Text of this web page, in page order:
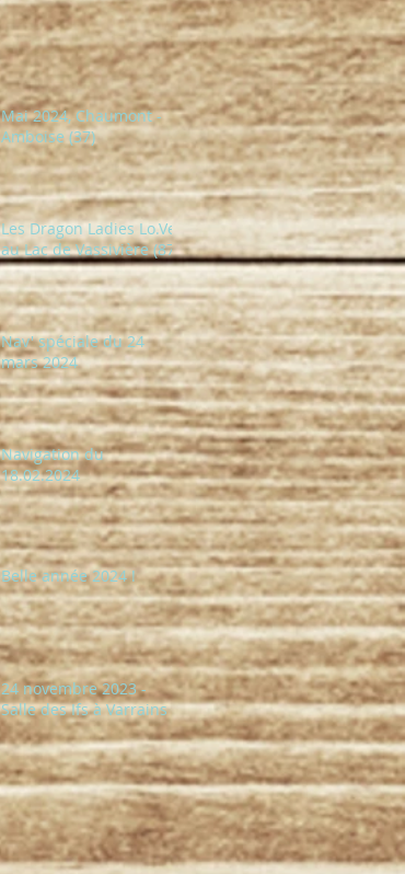
Mai 2024, Chaumont -
Amboise (37)
Les Dragon Ladies Lo.Ve
au Lac de Vassivière (87)
Nav' spéciale du 24
mars 2024
Navigation du
18.02.2024
Belle année 2024 !
24 novembre 2023 -
Salle des Ifs à Varrains